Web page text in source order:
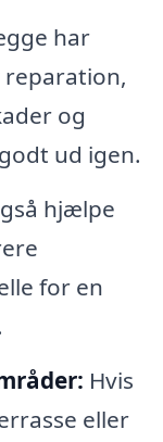
har
og
ud igen.
hjælpe
for en
Hvis
eller